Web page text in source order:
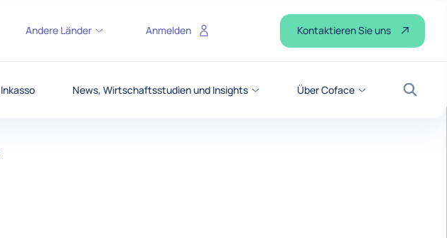
Inkasso News, Wirtschaftsstudien und Insights Über Coface
Suche
Andere Länder Anmelden Kontaktieren Sie uns